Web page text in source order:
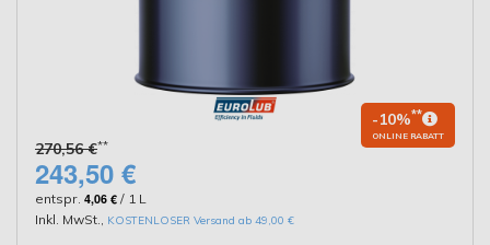
270,56 €**
-10%**
ONLINE RABATT
243,50 €
entspr. 4,06 € / 1 L
Inkl. MwSt.
KOSTENLOSER Versand ab 49,00 €